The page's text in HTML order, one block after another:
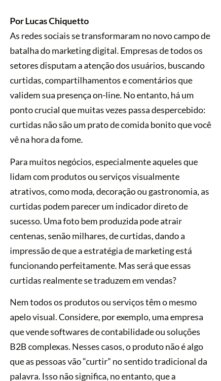
Por Lucas Chiquetto
As redes sociais se transformaram no novo campo de
batalha do marketing digital. Empresas de todos os
setores disputam a atenção dos usuários, buscando
curtidas, compartilhamentos e comentários que
validem sua presença on-line. No entanto, há um
ponto crucial que muitas vezes passa despercebido:
curtidas não são um prato de comida bonito que você
vê na hora da fome.
Para muitos negócios, especialmente aqueles que
lidam com produtos ou serviços visualmente
atrativos, como moda, decoração ou gastronomia, as
curtidas podem parecer um indicador direto de
sucesso. Uma foto bem produzida pode atrair
centenas, senão milhares, de curtidas, dando a
impressão de que a estratégia de marketing está
funcionando perfeitamente. Mas será que essas
curtidas realmente se traduzem em vendas?
Nem todos os produtos ou serviços têm o mesmo
apelo visual. Considere, por exemplo, uma empresa
que vende softwares de contabilidade ou soluções
B2B complexas. Nesses casos, o produto não é algo
que as pessoas vão “curtir” no sentido tradicional da
palavra. Isso não significa, no entanto, que a